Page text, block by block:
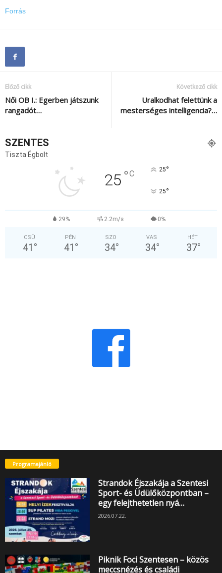
Forrás
Előző cikk
Női OB I.: Egerben játszunk
rangadót…
Következő cikk
Uralkodhat felettünk a
mesterséges intelligencia?…
SZENTES
Tiszta Égbolt
25 °C 25°
25°
29% 2.2m/s 0%
CSÜ
41 °
PÉN
41 °
SZO
34°
VAS
34°
HÉT
37°
Programajánló
Strandok Éjszakája a Szentesi
Sport- és Üdülőközpontban –
egy felejthetetlen nyá…
2026.07.22.
Piknik Foci Szentesen – közös
meccsnézés és családi